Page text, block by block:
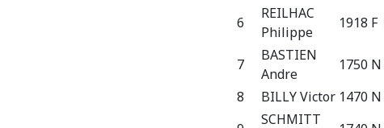
6
REILHAC
Philippe
1918 F
7
BASTIEN
Andre
1750 N
8
BILLY Victor 1470 N
SCHMITT